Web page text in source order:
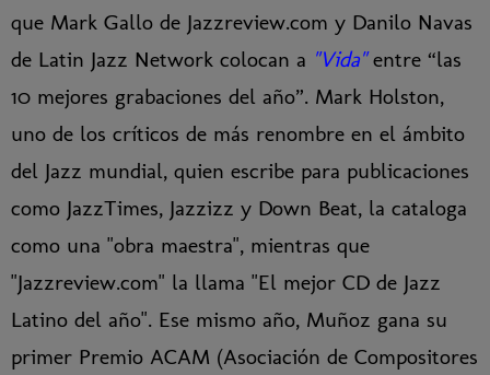
que Mark Gallo de Jazzreview.com y Danilo Navas
de Latin Jazz Network colocan a "Vida"entre “las
10 mejores grabaciones del año”. Mark Holston,
uno de los críticos de más renombre en el ámbito
del Jazz mundial, quien escribe para publicaciones
como JazzTimes, Jazzizz y Down Beat, la cataloga
como una "obra maestra", mientras que
"Jazzreview.com" la llama "El mejor CD de Jazz
Latino del año". Ese mismo año, Muñoz gana su
primer Premio ACAM (Asociación de Compositores